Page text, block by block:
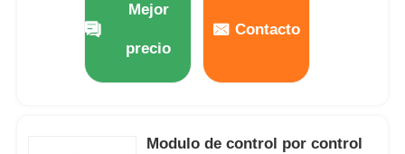
Mejor
precio
Contacto
Modulo de control por control